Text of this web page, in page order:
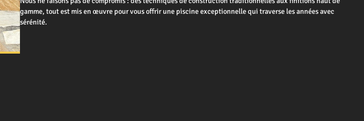
gamme, tout est mis en œuvre pour vous offrir une piscine exceptionnelle qui traverse les années avec
sérénité.